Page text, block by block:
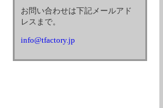
お問い合わせは下記メールアド
レスまで。
info@tfactory.jp